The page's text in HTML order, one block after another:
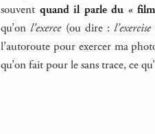
souvent quand il parle du «
qu’onl’exerce(ou dire :l’exercise
l’autoroute pour exercer ma
qu’on fait pour le sans trace, ce